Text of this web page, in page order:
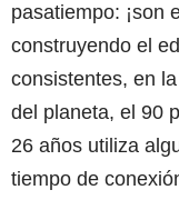
pasatiempo: ¡son
construyendo el
consistentes, en
del planeta, el 90
26 años utiliza
tiempo de